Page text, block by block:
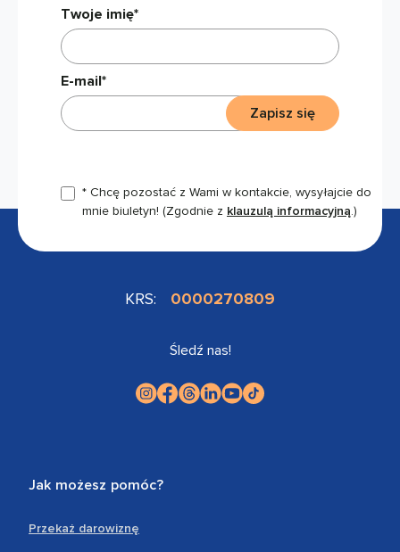
Twoje imię*
E-mail*
* Chcę pozostać z Wami w kontakcie, wysyłajcie do
mnie biuletyn! (Zgodnie z klauzulą informacyjną.)
Zapisz się
KRS: 0000270809
Śledź nas!
Jak możesz pomóc?
Przekaż darowiznę